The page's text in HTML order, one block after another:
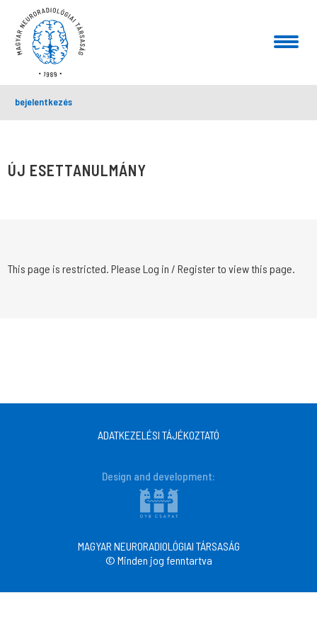
bejelentkezés
ÚJ ESETTANULMÁNY
This page is restricted. Please Log in / Register to view this page.
ADATKEZELÉSI TÁJÉKOZTATÓ
Design and development:
MAGYAR NEURORADIOLÓGIAI TÁRSASÁG
© Minden jog fenntartva